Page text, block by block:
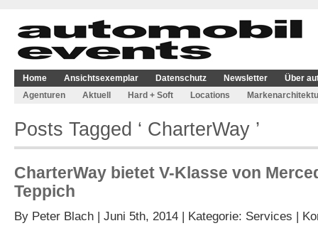
Home Ansichtsexemplar Datenschutz Newsletter
Über
Agenturen
Aktuell Hard + Soft Locations
Posts Tagged ‘ CharterWay ’
CharterWay bietet V-Klasse von
Teppich
By Peter Blach | Juni 5th, 2014 | Kategorie: Services |